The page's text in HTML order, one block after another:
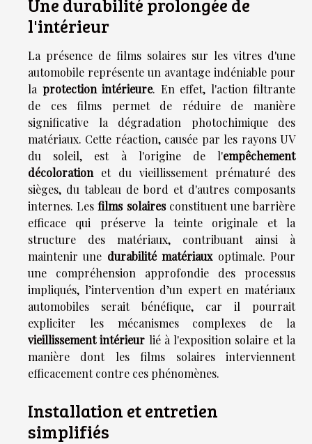
Une durabilité prolongée de
l'intérieur
La présence de films solaires sur les vitres d'une
automobile représente un avantage indéniable pour
la protection intérieure. En effet, l'action filtrante
de ces films permet de réduire de manière
significative la dégradation photochimique des
matériaux. Cette réaction, causée par les rayons UV
du soleil, est à l'origine de l'empêchement
décolorationet du vieillissement prématuré des
sièges, du tableau de bord et d'autres composants
internes. Lesfilms solairesconstituent une barrière
efficace qui préserve la teinte originale et la
structure des matériaux, contribuant ainsi à
maintenir une durabilité matériauxoptimale. Pour
une compréhension approfondie des processus
impliqués, l’intervention d’un expert en matériaux
automobiles serait bénéfique, car il pourrait
expliciter les mécanismes complexes de la
vieillissement intérieur lié à l'exposition solaire et la
manière dont les films solaires interviennent
efficacement contre ces phénomènes.
Installation et entretien
simplifiés